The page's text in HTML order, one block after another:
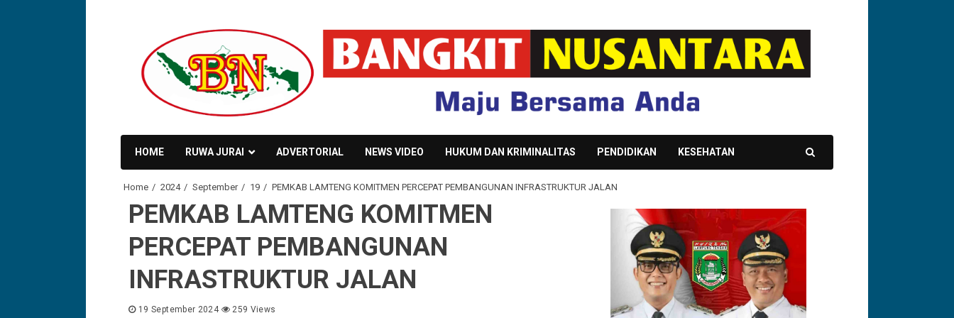
HOME RUWA JURAI ADVERTORIAL NEWS VIDEO HUKUM DAN KRIMINALITAS PENDIDIKAN KESEHATAN
Home 2024 September 19 PEMKAB LAMTENG KOMITMEN PERCEPAT PEMBANGUNAN INFRASTRUKTUR JALAN
PEMKAB LAMTENG KOMITMEN
PERCEPAT PEMBANGUNAN
INFRASTRUKTUR JALAN
19 September 2024 259 Views